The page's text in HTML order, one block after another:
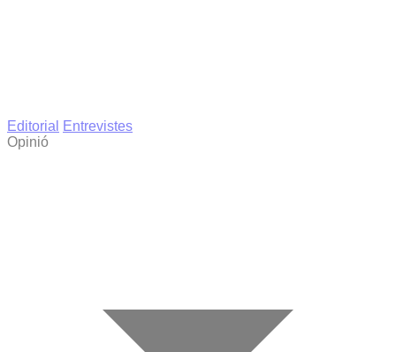
Editorial
Entrevistes
Opinió